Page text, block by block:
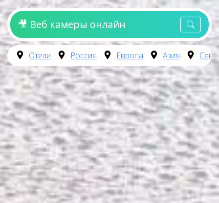
🎥 Веб камеры онлайн
Отели Россия Европа Азия